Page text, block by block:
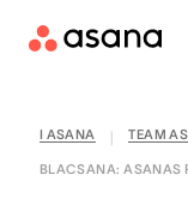
I ASANA TEAM
BLACSANA: ASANAS